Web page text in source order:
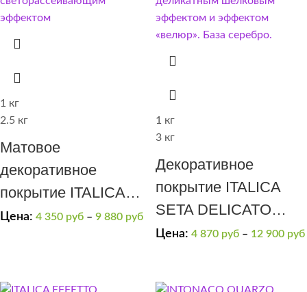
1 кг
2.5 кг
Матовое
декоративное
покрытие ITALICA
RIFLETTE OPACO
Цена: 4 350 руб – 9 880 руб
1 кг
3 кг
Декоративное
покрытие ITALICA
SETA DELICATO
матовый шелк
Цена: 4 870 руб – 12 900 руб